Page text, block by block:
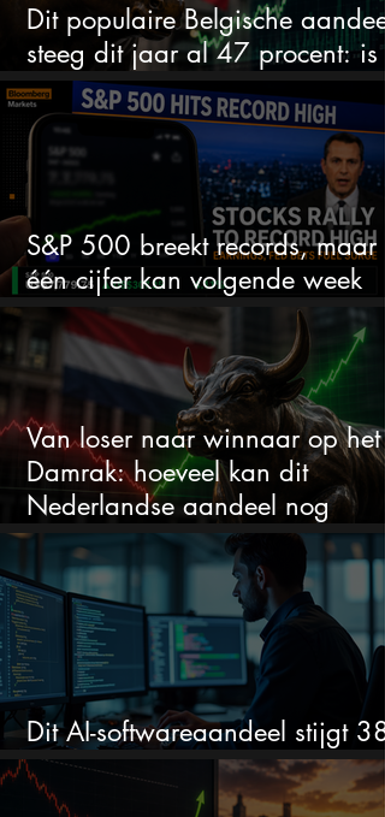
Dit populaire Belgische aandeel
steeg dit jaar al 47 procent: is
ruimte voor meer?
S&P 500 breekt records, maar
één cijfer kan volgende week
alles veranderen
Van loser naar winnaar op het
Damrak: hoeveel kan dit
Nederlandse aandeel nog
stijgen?
Dit AI-softwareaandeel stijgt
en zet de SaaS-crash op zijn